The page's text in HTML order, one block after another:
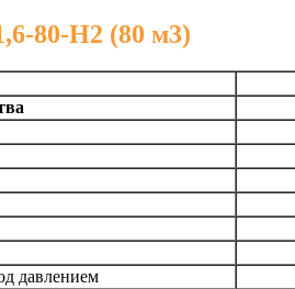
80-Н2 (80 м3)
давлением